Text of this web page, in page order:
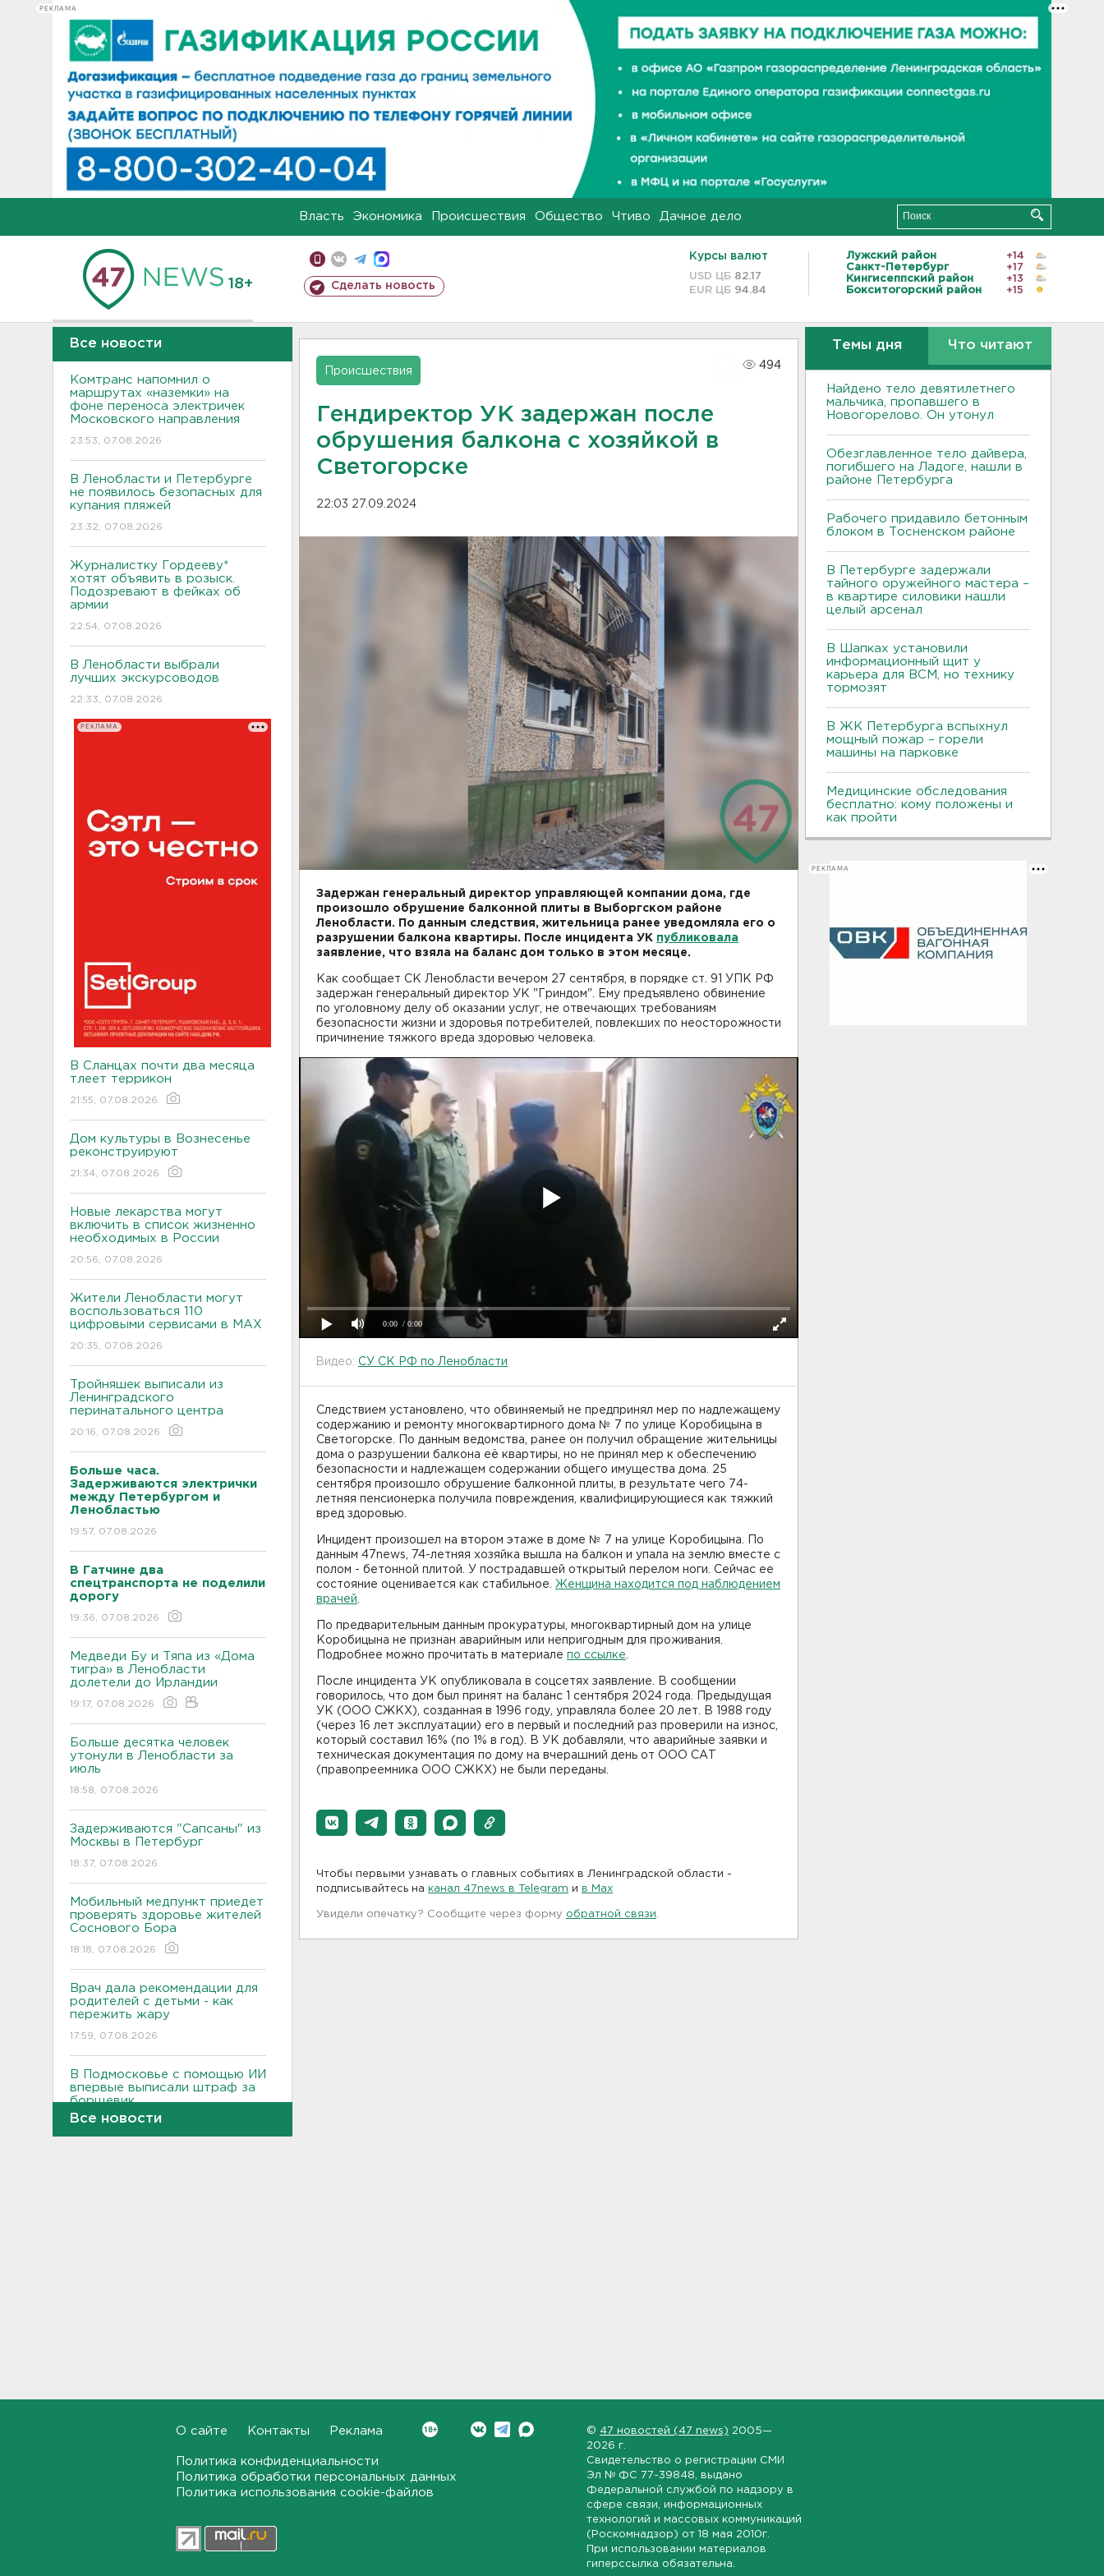
РЕКЛАМА
Власть Экономика Происшествия Общество Чтиво Дачное дело
18+ Сделать новость
Курсы валют
USD ЦБ 82.17
EUR ЦБ 94.84
Лужский район
+14
Санкт-Петербург
+17
Кингисеппский район
+13
Бокситогорский район
+15
Все новости
Комтранс напомнил о
маршрутах «наземки» на
фоне переноса электричек
Московского направления
23:53, 07.08.2026
В Ленобласти и Петербурге
не появилось безопасных для
купания пляжей
23:32, 07.08.2026
Журналистку Гордееву*
хотят объявить в розыск.
Подозревают в фейках об
армии
22:54, 07.08.2026
В Ленобласти выбрали
лучших экскурсоводов
22:33, 07.08.2026
РЕКЛАМА
В Сланцах почти два месяца
тлеет террикон
21:55, 07.08.2026
Дом культуры в Вознесенье
реконструируют
21:34, 07.08.2026
Новые лекарства могут
включить в список жизненно
необходимых в России
20:56, 07.08.2026
Жители Ленобласти могут
воспользоваться 110
цифровыми сервисами в МАХ
20:35, 07.08.2026
Тройняшек выписали из
Ленинградского
перинатального центра
20:16, 07.08.2026
Больше часа.
Задерживаются электрички
между Петербургом и
Ленобластью
19:57, 07.08.2026
В Гатчине два
спецтранспорта не поделили
дорогу
19:36, 07.08.2026
Медведи Бу и Тяпа из «Дома
тигра» в Ленобласти
долетели до Ирландии
19:17, 07.08.2026
Больше десятка человек
утонули в Ленобласти за
июль
18:58, 07.08.2026
Задерживаются "Сапсаны" из
Москвы в Петербург
18:37, 07.08.2026
Мобильный медпункт приедет
проверять здоровье жителей
Соснового Бора
18:18, 07.08.2026
Врач дала рекомендации для
родителей с детьми - как
пережить жару
17:59, 07.08.2026
В Подмосковье с помощью ИИ
впервые выписали штраф за
борщевик
17:38, 07.08.2026
Новогорелово. Он утонул
Бывшего директора Popcorn
Books приговорили к 4 годам
Выходные в Ленобласти
Все новости
Происшествия
494
Гендиректор УК задержан после
обрушения балкона с хозяйкой в
Светогорске
22:03 27.09.2024
Задержан генеральный директор управляющей компании дома, где
произошло обрушение балконной плиты в Выборгском районе
Ленобласти. По данным следствия, жительница ранее уведомляла его о
разрушении балкона квартиры. После инцидента УК публиковала
заявление, что взяла на баланс дом только в этом месяце.
Как сообщает СК Ленобласти вечером 27 сентября, в порядке ст. 91 УПК РФ
задержан генеральный директор УК "Гриндом". Ему предъявлено обвинение
по уголовному делу об оказании услуг, не отвечающих требованиям
безопасности жизни и здоровья потребителей, повлекших по неосторожности
причинение тяжкого вреда здоровью человека.
0:00 / 0:00
Видео: СУ СК РФ по Ленобласти
Следствием установлено, что обвиняемый не предпринял мер по надлежащему
содержанию и ремонту многоквартирного дома № 7 по улице Коробицына в
Светогорске. По данным ведомства, ранее он получил обращение жительницы
дома о разрушении балкона её квартиры, но не принял мер к обеспечению
безопасности и надлежащем содержании общего имущества дома. 25
сентября произошло обрушение балконной плиты, в результате чего 74-
летняя пенсионерка получила повреждения, квалифицирующиеся как тяжкий
вред здоровью.
Инцидент произошел на втором этаже в доме № 7 на улице Коробицына. По
данным 47news, 74-летняя хозяйка вышла на балкон и упала на землю вместе с
полом - бетонной плитой. У пострадавшей открытый перелом ноги. Сейчас ее
состояние оценивается как стабильное. Женщина находится под наблюдением
врачей
По предварительным данным прокуратуры, многоквартирный дом на улице
Коробицына не признан аварийным или непригодным для проживания.
Подробнее можно прочитать в материале по ссылке
После инцидента УК опубликовала в соцсетях заявление. В сообщении
говорилось, что дом был принят на баланс 1 сентября 2024 года. Предыдущая
УК (ООО СЖКХ), созданная в 1996 году, управляла более 20 лет. В 1988 году
(через 16 лет эксплуатации) его в первый и последний раз проверили на износ,
который составил 16% (по 1% в год). В УК добавляли, что аварийные заявки и
техническая документация по дому на вчерашний день от ООО САТ
(правопреемника ООО СЖКХ) не были переданы.
Чтобы первыми узнавать о главных событиях в Ленинградской области -
подписывайтесь на канал 47news в Telegram и в Maх
Увидели опечатку? Сообщите через форму обратной связи
Темы дня Что читают
Найдено тело девятилетнего
мальчика, пропавшего в
Новогорелово. Он утонул
Обезглавленное тело дайвера,
погибшего на Ладоге, нашли в
районе Петербурга
Рабочего придавило бетонным
блоком в Тосненском районе
В Петербурге задержали
тайного оружейного мастера –
в квартире силовики нашли
целый арсенал
В Шапках установили
информационный щит у
карьера для ВСМ, но технику
тормозят
В ЖК Петербурга вспыхнул
мощный пожар – горели
машины на парковке
Медицинские обследования
бесплатно: кому положены и
как пройти
РЕКЛАМА
О сайте Контакты Реклама
Политика конфиденциальности
Политика обработки персональных данных
Политика использования cookie-файлов
© 47 новостей (47 news) 2005—
2026 г.
Свидетельство о регистрации СМИ
Эл № ФС 77-39848 , выдано
Федеральной службой по надзору в
сфере связи, информационных
технологий и массовых коммуникаций
(Роскомнадзор) от 18 мая 2010г.
При использовании материалов
гиперссылка обязательна.